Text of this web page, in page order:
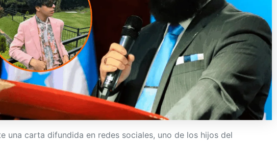
una carta difundida en redes sociales, uno de los hijos del